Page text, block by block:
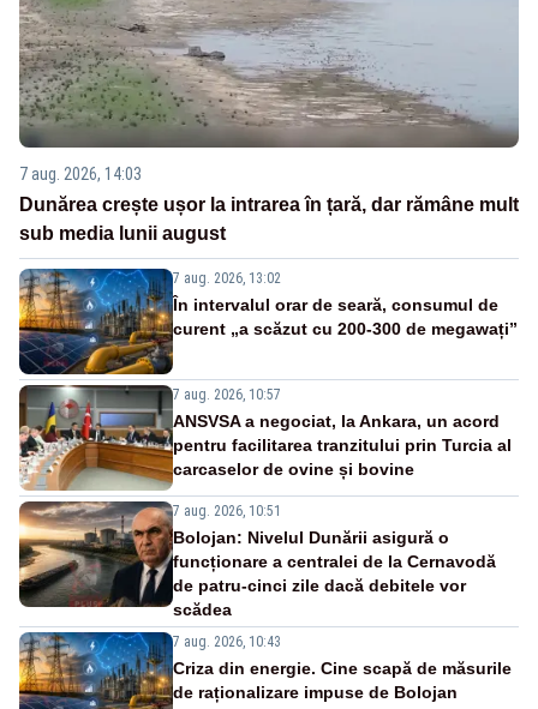
7 aug. 2026, 14:03
Dunărea crește ușor la intrarea în țară, dar rămâne mult
sub media lunii august
7 aug. 2026, 13:02
În intervalul orar de seară, consumul de
curent „a scăzut cu 200-300 de megawați”
7 aug. 2026, 10:57
ANSVSA a negociat, la Ankara, un acord
pentru facilitarea tranzitului prin Turcia al
carcaselor de ovine și bovine
7 aug. 2026, 10:51
Bolojan: Nivelul Dunării asigură o
funcționare a centralei de la Cernavodă
de patru-cinci zile dacă debitele vor
scădea
7 aug. 2026, 10:43
Criza din energie. Cine scapă de măsurile
de raționalizare impuse de Bolojan